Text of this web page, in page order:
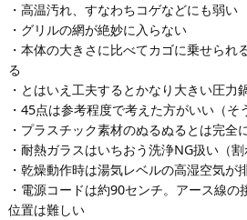
・高温汚れ、すなわちコゲなどにも弱い
・グリルの網が絶妙に入らない
・本体の大きさに比べてカゴに乗せられ
る
・とはいえ工夫するとかなり大きい圧力
・45点は参考程度で考えた方がいい（そ
・プラスチック素材のぬるぬるとは完全
・耐熱ガラスはいちおう洗浄NG扱い（割
・乾燥動作時は湯気レベルの高湿空気が
・電源コードは約90センチ。アース線の
位置は難しい